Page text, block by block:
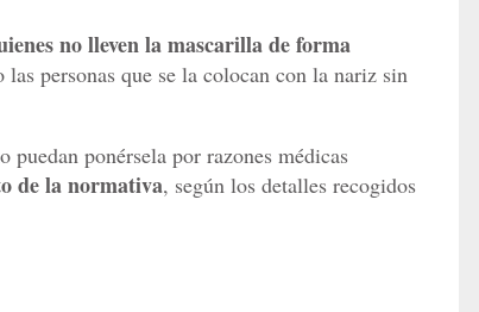
no lleven la mascarilla de forma
las personas que se la colocan con la nariz sin
puedan ponérsela por razones médicas
de la normativa, según los detalles recogidos